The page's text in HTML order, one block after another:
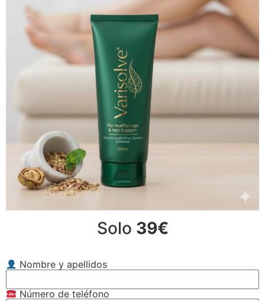
Solo 39€
Nombre y apellidos
Número de teléfono